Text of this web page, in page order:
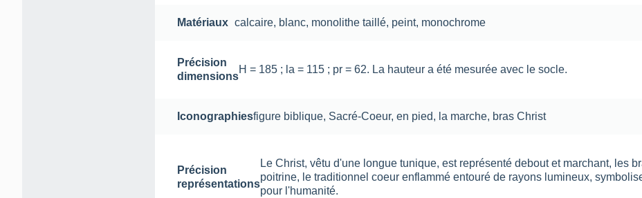
Matériaux calcaire, blanc, monolithe taillé, peint, monochrome
Précision
dimensions
H = 185 ; la = 115 ; pr = 62. La hauteur a été mesurée avec le socle.
Iconographiesfigure biblique, Sacré-Coeur, en pied, la marche, bras Christ
Précision
représentations
Le Christ, vêtu d'une longue tunique, est représenté debout et marchant, les
poitrine, le traditionnel coeur enflammé entouré de rayons lumineux,
pour l'humanité.